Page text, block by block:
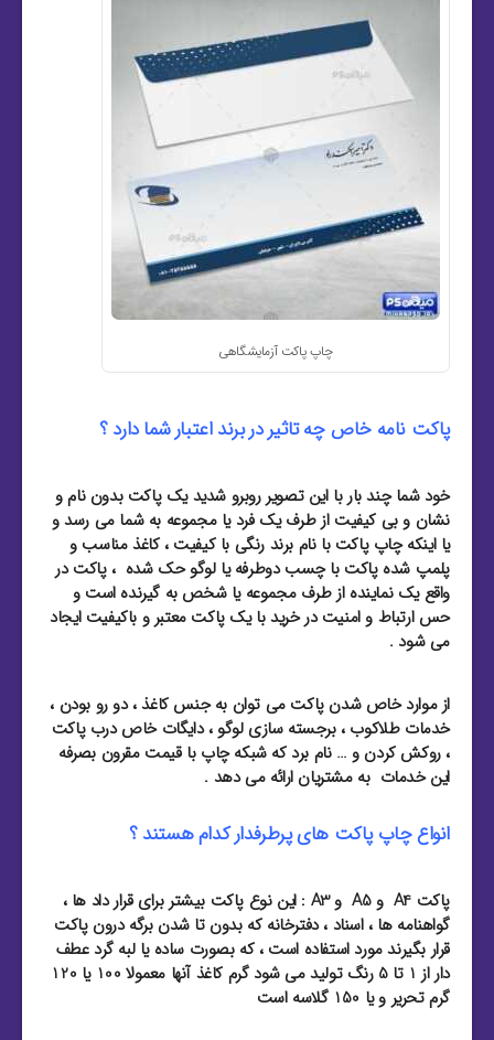
چاپ پاکت آزمایشگاهی
پاکت نامه خاص چه تاثیر در برند اعتبار شما دارد ؟
خود شما چند بار با این تصویر روبرو شدید یک پاکت بدون نام و
نشان و بی کیفیت از طرف یک فرد یا مجموعه به شما می رسد و
یا اینکه چاپ پاکت با نام برند رنگی با کیفیت ، کاغذ مناسب و
پلمپ شده پاکت با چسب دوطرفه یا لوگو حک شده ، پاکت در
واقع یک نماینده از طرف مجموعه یا شخص به گیرنده است و
حس ارتباط و امنیت در خرید با یک پاکت معتبر و باکیفیت ایجاد
می شود .
از موارد خاص شدن پاکت می توان به جنس کاغذ ، دو رو بودن ،
خدمات طلاکوب ، برجسته سازی لوگو ، دایگات خاص درب پاکت
، روکش کردن و … نام برد که شبکه چاپ با قیمت مقرون بصرفه
این خدمات به مشتریان ارائه می دهد .
انواع چاپ پاکت های پرطرفدار کدام هستند ؟
پاکت A4 و A5 و A3 : این نوع پاکت بیشتر برای قرار داد ها ،
گواهنامه ها ، اسناد ، دفترخانه که بدون تا شدن برگه درون پاکت
قرار بگیرند مورد استفاده است ، که بصورت ساده یا لبه گرد عطف
دار از 1 تا 5 رنگ تولید می شود گرم کاغذ آنها معمولا 100 یا 120
گرم تحریر و یا 150 گلاسه است